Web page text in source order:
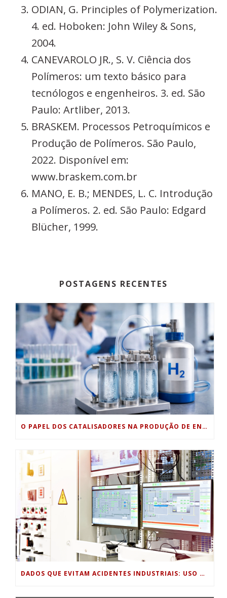
ODIAN, G. Principles of Polymerization.
4. ed. Hoboken: John Wiley & Sons,
2004.
CANEVAROLO JR., S. V. Ciência dos
Polímeros: um texto básico para
tecnólogos e engenheiros. 3. ed. São
Paulo: Artliber, 2013.
BRASKEM. Processos Petroquímicos e
Produção de Polímeros. São Paulo,
2022. Disponível em:
www.braskem.com.br
MANO, E. B.; MENDES, L. C. Introdução
a Polímeros. 2. ed. São Paulo: Edgard
Blücher, 1999.
POSTAGENS RECENTES
O PAPEL DOS CATALISADORES NA PRODUÇÃO DE ENERGIA LIMPA
DADOS QUE EVITAM ACIDENTES INDUSTRIAIS: USO DE SENSORES, HISTÓRICOS DE PROCESSO E ANÁLISE PREDITIVA PARA SEGURANÇA OPERACIONAL